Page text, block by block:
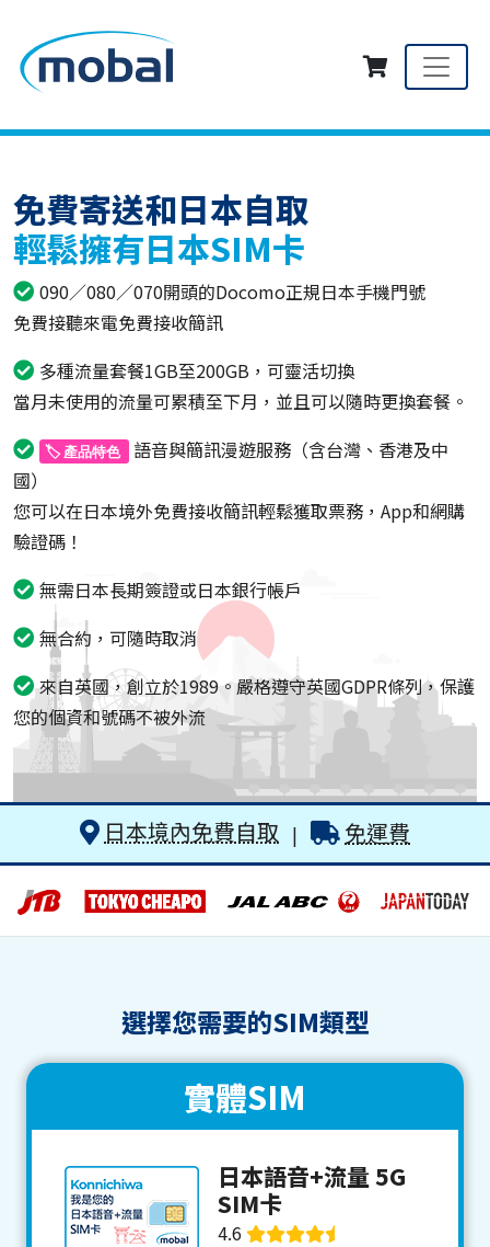
免費寄送和日本自取
輕鬆擁有日本SIM卡
090／080／070開頭的Docomo正規日本手機門號
免費接聽來電免費接收簡訊
多種流量套餐1GB至200GB，可靈活切換
當月未使用的流量可累積至下月，並且可以隨時更換套餐。
🏷️ 產品特色
語音與簡訊漫遊服務（含台灣、香港及中
國）
您可以在日本境外免費接收簡訊輕鬆獲取票務，App和網購
驗證碼！
無需日本長期簽證或日本銀行帳戶
無合約，可隨時取消
來自英國，創立於1989。嚴格遵守英國GDPR條列，保護
您的個資和號碼不被外流
日本境內免費自取 | 免運費
選擇您需要的SIM類型
實體SIM
日本語音+流量 5G
SIM卡
4.6